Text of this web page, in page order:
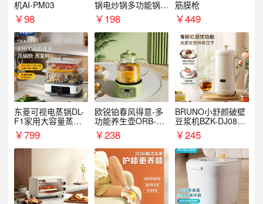
机AI-PM03
￥98
锅电炒锅多功能锅电
热锅泡面小电锅
￥198
筋膜枪
￥449
东菱可视电蒸锅DL-
F1家用大容量蒸炖
锅
￥799
欧锐铂春风得意-多
功能养生壶ORB-19
87
￥238
BRUNO小舒颜破壁
豆浆机BZK-DJ08S0
1￥245